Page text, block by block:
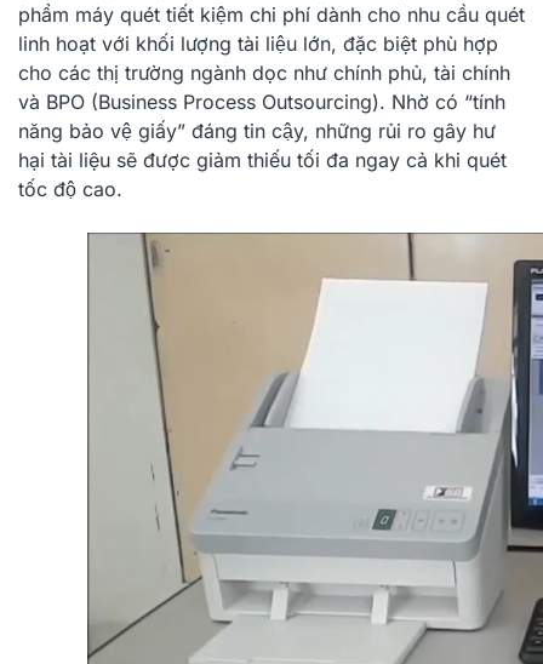
phẩm máy quét tiết kiệm chi phí dành cho nhu cầu quét
linh hoạt với khối lượng tài liệu lớn, đặc biệt phù hợp
cho các thị trường ngành dọc như chính phủ, tài chính
và BPO (Business Process Outsourcing). Nhờ có “tính
năng bảo vệ giấy” đáng tin cậy, những rủi ro gây hư
hại tài liệu sẽ được giảm thiếu tối đa ngay cả khi quét
tốc độ cao.